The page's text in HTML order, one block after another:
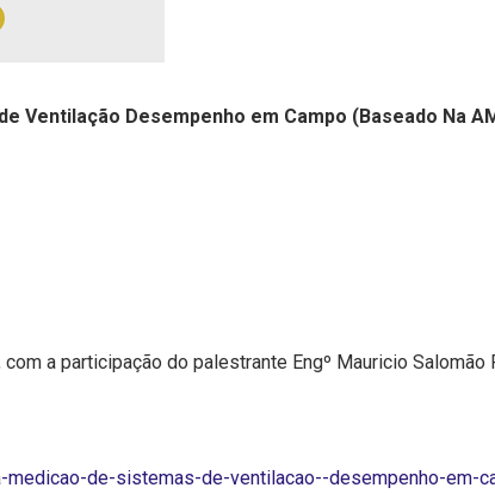
Ventilação Desempenho em Campo (Baseado Na
a participação do palestrante Engº Mauricio
de-sistemas-de-ventilacao--desempenho-em-